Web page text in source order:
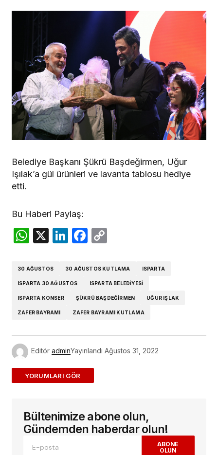
Belediye Başkanı Şükrü Başdeğirmen, Uğur
Işılak’a gül ürünleri ve lavanta tablosu hediye
etti.
Bu Haberi Paylaş:
WhatsApp
X LinkedIn
Facebook
30 AĞUSTOS 30 AĞUSTOS KUTLAMA ISPARTA
ISPARTA 30 AĞUSTOS ISPARTA BELEDIYESI
ISPARTA KONSER ŞÜKRÜ BAŞDEĞIRMEN UĞUR IŞLAK
ZAFER BAYRAMI ZAFER BAYRAMI KUTLAMA
Editör adminYayınlandı Ağustos 31, 2022
ADD A COMMENT
E-posta adresiniz yayınlanmayacak.
alanlar*ile işaretlenmişlerdir
Yorum
Bültenimize abone olun,
Gündemden haberdar olun!
ABONE
OLUN